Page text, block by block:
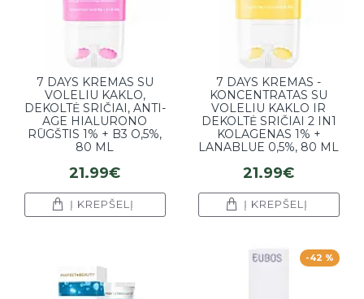
7 DAYS KREMAS SU
VOLELIU KAKLO,
DEKOLTĖ SRIČIAI, ANTI-
AGE HIALURONO
RŪGŠTIS 1% + B3 O,5%,
80 ML
21.99€
Į KREPŠELĮ
7 DAYS KREMAS -
KONCENTRATAS SU
VOLELIU KAKLO IR
DEKOLTĖ SRIČIAI 2 IN1
KOLAGENAS 1% +
LANABLUE 0,5%, 80 ML
21.99€
Į KREPŠELĮ
-42 %